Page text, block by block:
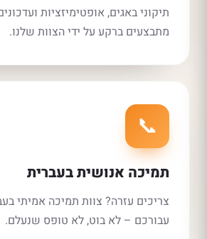
תיקוני באגים, אופטימיזציות
מתבצעים ברקע על ידי הצוות שלנו.
📞
תמיכה אנושית בעברית
צריכים עזרה? צוות תמיכה אמיתי
עבורכם – לא בוט, לא טופס שנעלם.